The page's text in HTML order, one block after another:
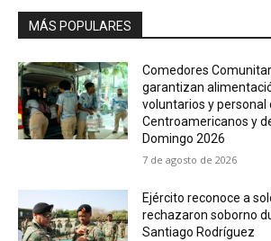
MÁS POPULARES
Comedores
garantizan
voluntarios y personal
Centroamericanos y
Domingo 2026
7 de agosto de 2026
Ejército reconoce a
rechazaron soborno
Santiago Rodríguez